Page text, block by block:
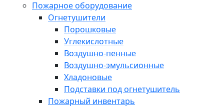
Пожарное оборудование
Огнетушители
Порошковые
Углекислотные
Воздушно-пенные
Воздушно-эмульсионные
Хладоновые
Подставки под огнетушитель
Пожарный инвентарь